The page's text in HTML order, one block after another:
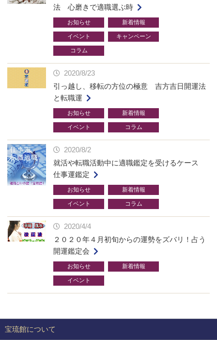
法 心磨きで適職選ぶ時
お知らせ 新着情報
イベント キャンペーン
コラム
2020/8/23
引っ越し、移転の方位の極意 吉方吉日開運法
と転職運
お知らせ 新着情報
イベント コラム
2020/8/2
就活や転職活動中に適職鑑定を受けるケース
仕事運鑑定
お知らせ 新着情報
イベント コラム
2020/4/4
２０２０年４月初旬からの運勢をズバリ！占う
開運鑑定会
お知らせ 新着情報
イベント
宝琉館について